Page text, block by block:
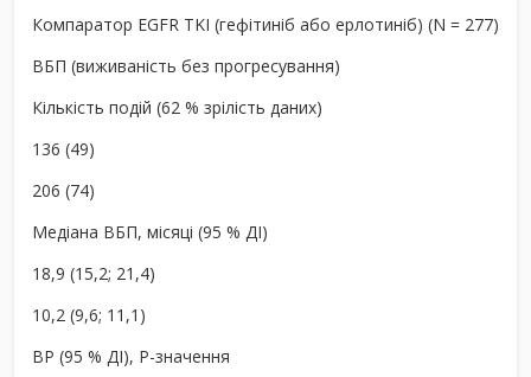
Компаратор EGFR TKI (гефітиніб або ерлотиніб) (N = 277)
ВБП (виживаність без прогресування)
Кількість подій (62 % зрілість даних)
136 (49)
206 (74)
Медіана ВБП, місяці (95 % ДІ)
18,9 (15,2; 21,4)
10,2 (9,6; 11,1)
ВР (95 % ДІ), P-значення